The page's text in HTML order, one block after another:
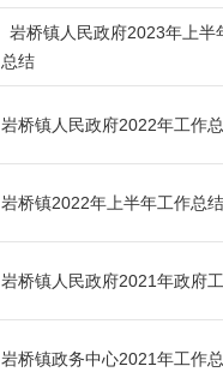
岩桥镇人民政府2023年上半
总结
岩桥镇人民政府2022年工作
岩桥镇2022年上半年工作总结
岩桥镇人民政府2021年政府
岩桥镇政务中心2021年工作